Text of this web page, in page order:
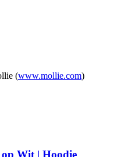
(www.mollie.com)
Wit | Hoodie